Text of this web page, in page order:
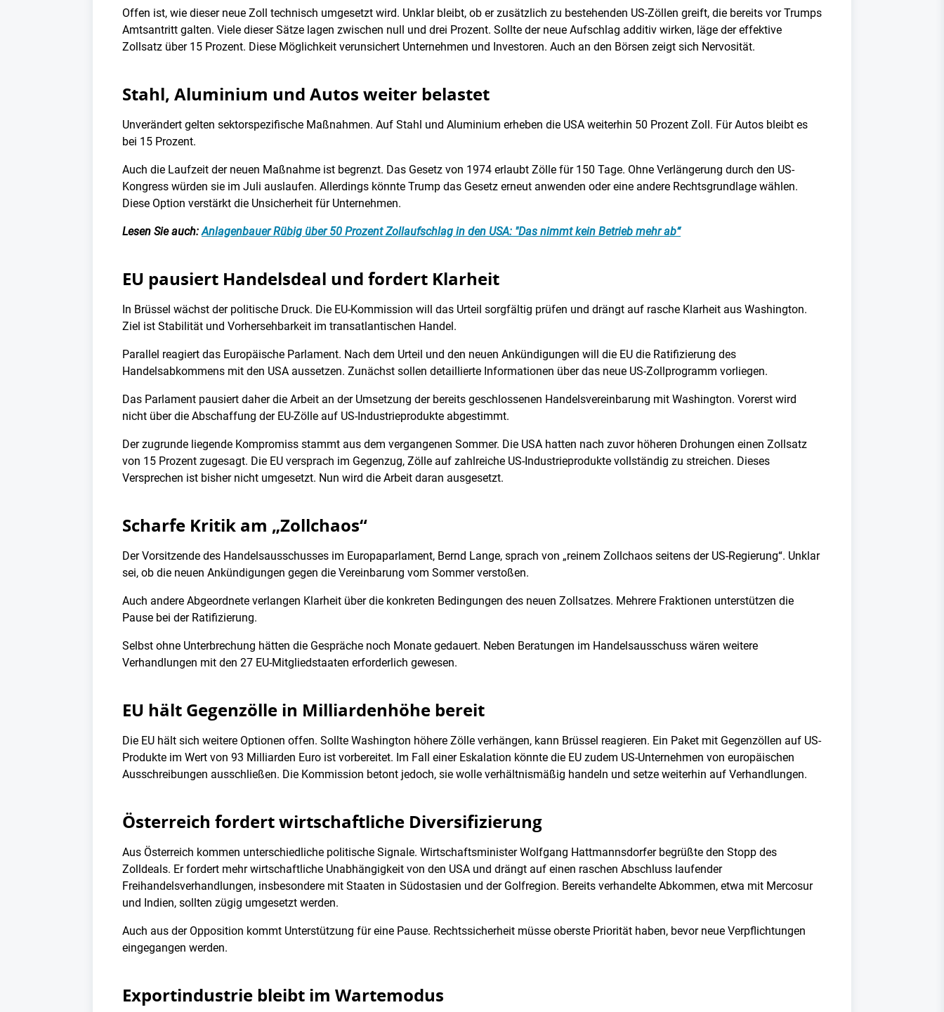
Offen ist, wie dieser neue Zoll technisch umgesetzt wird. Unklar bleibt, ob er zusätzlich zu bestehenden US-Zöllen greift, die bereits vor Trumps
Amtsantritt galten. Viele dieser Sätze lagen zwischen null und drei Prozent. Sollte der neue Aufschlag additiv wirken, läge der effektive
Zollsatz über 15 Prozent. Diese Möglichkeit verunsichert Unternehmen und Investoren. Auch an den Börsen zeigt sich Nervosität.
Stahl, Aluminium und Autos weiter belastet
Unverändert gelten sektorspezifische Maßnahmen. Auf Stahl und Aluminium erheben die USA weiterhin 50 Prozent Zoll. Für Autos bleibt es
bei 15 Prozent.
Auch die Laufzeit der neuen Maßnahme ist begrenzt. Das Gesetz von 1974 erlaubt Zölle für 150 Tage. Ohne Verlängerung durch den US-
Kongress würden sie im Juli auslaufen. Allerdings könnte Trump das Gesetz erneut anwenden oder eine andere Rechtsgrundlage wählen.
Diese Option verstärkt die Unsicherheit für Unternehmen.
Lesen Sie auch:Anlagenbauer Rübig über 50 Prozent Zollaufschlag in den USA: "Das nimmt kein Betrieb mehr ab“
EU pausiert Handelsdeal und fordert Klarheit
In Brüssel wächst der politische Druck. Die EU-Kommission will das Urteil sorgfältig prüfen und drängt auf rasche Klarheit aus Washington.
Ziel ist Stabilität und Vorhersehbarkeit im transatlantischen Handel.
Parallel reagiert das Europäische Parlament. Nach dem Urteil und den neuen Ankündigungen will die EU die Ratifizierung des
Handelsabkommens mit den USA aussetzen. Zunächst sollen detaillierte Informationen über das neue US-Zollprogramm vorliegen.
Das Parlament pausiert daher die Arbeit an der Umsetzung der bereits geschlossenen Handelsvereinbarung mit Washington. Vorerst wird
nicht über die Abschaffung der EU-Zölle auf US-Industrieprodukte abgestimmt.
Der zugrunde liegende Kompromiss stammt aus dem vergangenen Sommer. Die USA hatten nach zuvor höheren Drohungen einen Zollsatz
von 15 Prozent zugesagt. Die EU versprach im Gegenzug, Zölle auf zahlreiche US-Industrieprodukte vollständig zu streichen. Dieses
Versprechen ist bisher nicht umgesetzt. Nun wird die Arbeit daran ausgesetzt.
Scharfe Kritik am „Zollchaos“
Der Vorsitzende des Handelsausschusses im Europaparlament, Bernd Lange, sprach von „reinem Zollchaos seitens der US-Regierung“. Unklar
sei, ob die neuen Ankündigungen gegen die Vereinbarung vom Sommer verstoßen.
Auch andere Abgeordnete verlangen Klarheit über die konkreten Bedingungen des neuen Zollsatzes. Mehrere Fraktionen unterstützen die
Pause bei der Ratifizierung.
Selbst ohne Unterbrechung hätten die Gespräche noch Monate gedauert. Neben Beratungen im Handelsausschuss wären weitere
Verhandlungen mit den 27 EU-Mitgliedstaaten erforderlich gewesen.
EU hält Gegenzölle in Milliardenhöhe bereit
Die EU hält sich weitere Optionen offen. Sollte Washington höhere Zölle verhängen, kann Brüssel reagieren. Ein Paket mit Gegenzöllen auf US-
Produkte im Wert von 93 Milliarden Euro ist vorbereitet. Im Fall einer Eskalation könnte die EU zudem US-Unternehmen von europäischen
Ausschreibungen ausschließen. Die Kommission betont jedoch, sie wolle verhältnismäßig handeln und setze weiterhin auf Verhandlungen.
Österreich fordert wirtschaftliche Diversifizierung
Aus Österreich kommen unterschiedliche politische Signale. Wirtschaftsminister Wolfgang Hattmannsdorfer begrüßte den Stopp des
Zolldeals. Er fordert mehr wirtschaftliche Unabhängigkeit von den USA und drängt auf einen raschen Abschluss laufender
Freihandelsverhandlungen, insbesondere mit Staaten in Südostasien und der Golfregion. Bereits verhandelte Abkommen, etwa mit Mercosur
und Indien, sollten zügig umgesetzt werden.
Auch aus der Opposition kommt Unterstützung für eine Pause. Rechtssicherheit müsse oberste Priorität haben, bevor neue Verpflichtungen
eingegangen werden.
Exportindustrie bleibt im Wartemodus